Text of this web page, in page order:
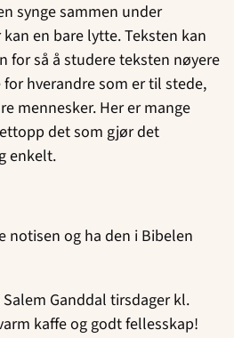
synge sammen under
en bare lytte. Teksten kan
for så å studere teksten nøyere
for hverandre som er til stede,
mennesker. Her er mange
det som gjør det
enkelt.
notisen og ha den i Bibelen
Ganddal tirsdager kl.
kaffe og godt fellesskap!